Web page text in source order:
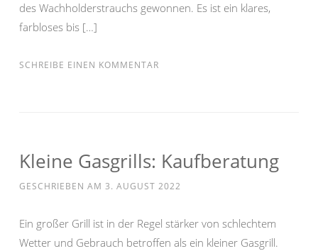
des Wachholderstrauchs gewonnen. Es ist ein klares,
farbloses bis […]
SCHREIBE EINEN KOMMENTAR
Kleine Gasgrills: Kaufberatung
GESCHRIEBEN AM 3. AUGUST 2022
Ein großer Grill ist in der Regel stärker von schlechtem
Wetter und Gebrauch betroffen als ein kleiner Gasgrill.